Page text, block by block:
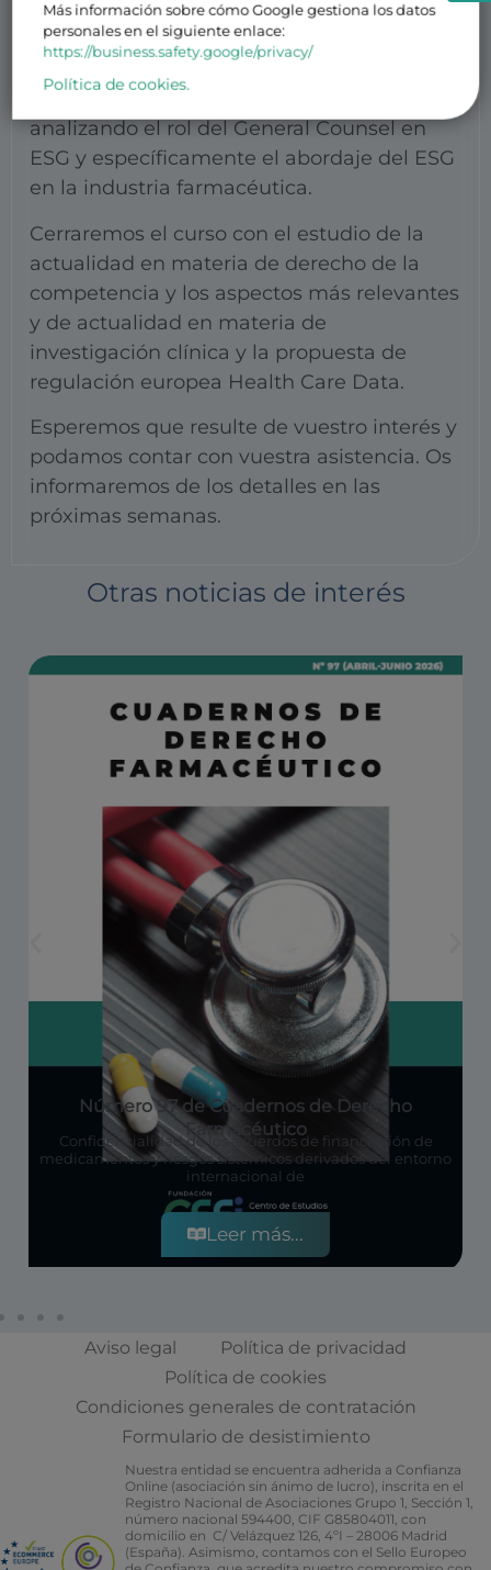
medicamentos analizando la actualidad y
los retos en esta área.
analizando el rol del General Counsel en
ESG y específicamente el abordaje del ESG
en la industria farmacéutica.
Cerraremos el curso con el estudio de la
actualidad en materia de derecho de la
competencia y los aspectos más relevantes
y de actualidad en materia de
investigación clínica y la propuesta de
regulación europea Health Care Data.
Esperemos que resulte de vuestro interés y
podamos contar con vuestra asistencia. Os
informaremos de los detalles en las
próximas semanas.
Otras noticias de interés
Número 97 de Cuadernos de Derecho
Farmacéutico
Confidencialidad de los acuerdos de financiación de
medicamentos y riesgos sistémicos derivados del entorno
internacional de
Leer más...
Aviso legal
Política de privacidad
Política de cookies
Condiciones generales de contratación
Formulario de desistimiento
Nuestra entidad se encuentra adherida a Confianza
Online (asociación sin ánimo de lucro), inscrita en el
Registro Nacional de Asociaciones Grupo 1, Sección 1,
número nacional 594400, CIF G85804011, con
domicilio en C/ Velázquez 126, 4ºI – 28006 Madrid
(España). Asimismo, contamos con el Sello Europeo
Más información sobre cómo Google gestiona los datos
personales en el siguiente enlace:
https://business.safety.google/privacy/
Política de cookies.